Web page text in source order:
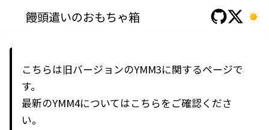
饅頭遣いのおもちゃ箱
こちらは旧バージョンのYMM3に関するページで
す。
最新のYMM4についてはこちらをご確認くださ
い。